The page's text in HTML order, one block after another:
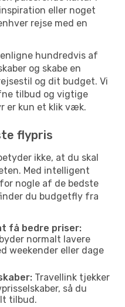
eller noget
rejse med en
hundredvis af
og skabe en
og dit budget. Vi
tilbud og vigtige
er kun et klik væk.
flypris
ikke, at du skal
Med intelligent
nogle af de bedste
du budgetfly fra
få bedre priser:
normalt lavere
weekender eller dage
Travellink tjekker
så du
tilbud.